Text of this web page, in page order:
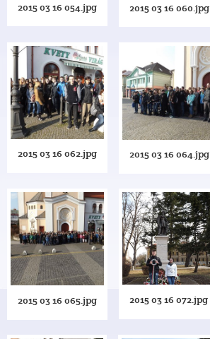
2015 03 16 054.jpg 2015 03 16 060.jpg
2015 03 16 062.jpg 2015 03 16 064.jpg
2015 03 16 065.jpg 2015 03 16 072.jpg